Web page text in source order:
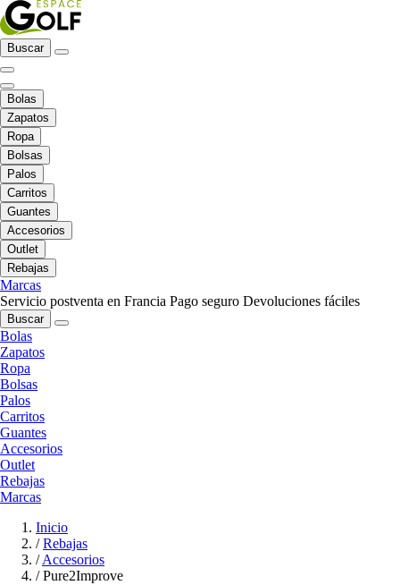
Buscar
Bolas
Zapatos
Ropa
Bolsas
Palos
Carritos
Guantes
Accesorios
Outlet
Rebajas
Marcas
Servicio postventa en Francia Pago seguro Devoluciones fáciles
Buscar
Bolas
Zapatos
Ropa
Bolsas
Palos
Carritos
Guantes
Accesorios
Outlet
Rebajas
Marcas
Inicio
/ Rebajas
/ Accesorios
/ Pure2Improve